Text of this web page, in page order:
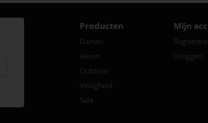
Producten
Dames
Heren
Outdoor
Veiligheid
Sale
Mijn
Inloggen